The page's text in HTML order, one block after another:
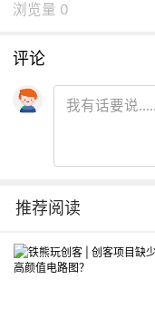
浏览量 0
评论
推荐阅读